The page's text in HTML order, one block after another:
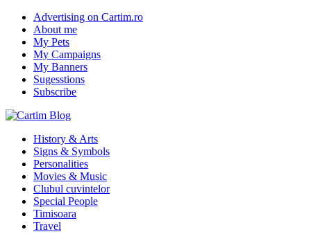
Advertising on Cartim.ro
About me
My Pets
My Campaigns
My Banners
Sugesstions
Subscribe
History & Arts
Signs & Symbols
Personalities
Movies & Music
Clubul cuvintelor
Special People
Timisoara
Travel